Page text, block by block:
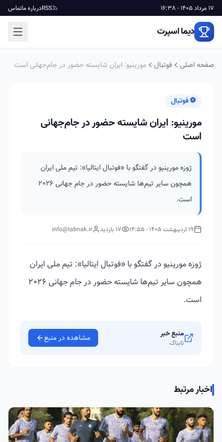
17 مرداد 1405 - 16:38 RSSدرباره ماتماس
دیما اسپرت
صفحه اصلی فوتبال مورینیو: ایران شایسته حضور در جام‌جهانی است
⚽ فوتبال
مورینیو: ایران شایسته حضور در جام‌جهانی
است
ژوزه مورینیو در گفتگو با «فوتبال ایتالیا»: تیم ملی ایران
همچون سایر تیم‌ها شایسته حضور در جام جهانی ۲۰۲۶
است.
19 اردیبهشت 1405 - 14:55 17 بازدید info@tabnak.ir
ژوزه مورینیو در گفتگو با «فوتبال ایتالیا»: تیم ملی ایران
همچون سایر تیم‌ها شایسته حضور در جام جهانی ۲۰۲۶
است.
منبع خبر
تابناک مشاهده در منبع
اخبار مرتبط